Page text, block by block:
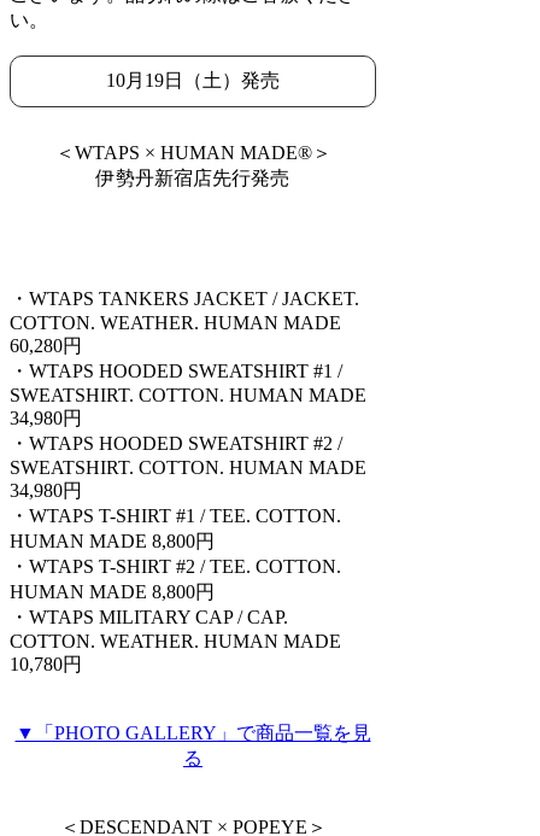
い。
10月19日（土）発売
＜WTAPS × HUMAN MADE®＞
伊勢丹新宿店先行発売
・WTAPS TANKERS JACKET / JACKET.
COTTON. WEATHER. HUMAN MADE
60,280円
・WTAPS HOODED SWEATSHIRT #1 /
SWEATSHIRT. COTTON. HUMAN MADE
34,980円
・WTAPS HOODED SWEATSHIRT #2 /
SWEATSHIRT. COTTON. HUMAN MADE
34,980円
・WTAPS T-SHIRT #1 / TEE. COTTON.
HUMAN MADE 8,800円
・WTAPS T-SHIRT #2 / TEE. COTTON.
HUMAN MADE 8,800円
・WTAPS MILITARY CAP / CAP.
COTTON. WEATHER. HUMAN MADE
10,780円
▼「PHOTO GALLERY」で商品一覧を見
る
＜DESCENDANT × POPEYE＞